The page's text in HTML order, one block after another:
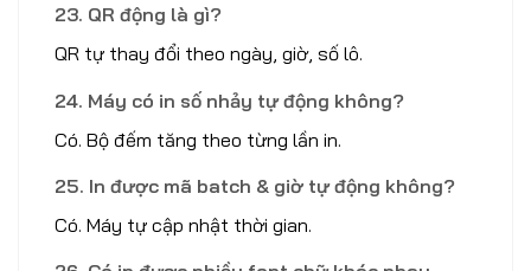
23. QR động là gì?
QR tự thay đổi theo ngày, giờ, số lô.
24. Máy có in số nhảy tự động không?
Có. Bộ đếm tăng theo từng lần in.
25. In được mã batch & giờ tự động không?
Có. Máy tự cập nhật thời gian.